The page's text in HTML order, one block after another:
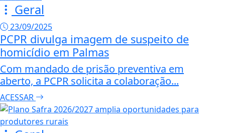
Geral
23/09/2025
PCPR divulga imagem de suspeito de
homicídio em Palmas
Com mandado de prisão preventiva em
aberto, a PCPR solicita a colaboração...
ACESSAR